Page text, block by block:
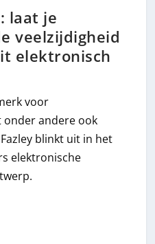
laat je
veelzijdigheid
elektronisch
voor
andere ook
blinkt uit in het
elektronische